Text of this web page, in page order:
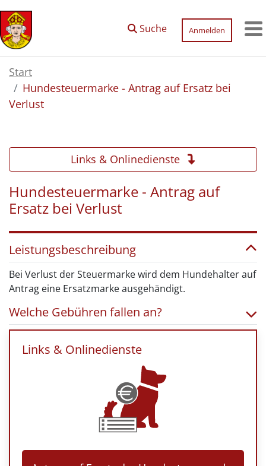
Zum Hauptinhalt springen
Suche
Anmelden
Start
Hundesteuermarke - Antrag auf Ersatz bei
Verlust
Links & Onlinedienste
Hundesteuermarke - Antrag auf
Ersatz bei Verlust
Leistungsbeschreibung
Bei Verlust der Steuermarke wird dem Hundehalter auf
Antrag eine Ersatzmarke ausgehändigt.
Welche Gebühren fallen an?
Links & Onlinedienste